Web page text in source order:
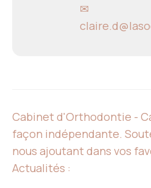
✉
Cabinet d'Orthodontie -
façon indépendante.
nous ajoutant dans vos
Actualités :